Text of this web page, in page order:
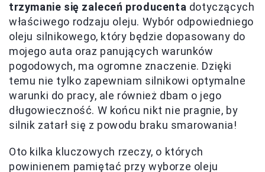
trzymanie się zaleceń producenta dotyczących
właściwego rodzaju oleju. Wybór odpowiedniego
oleju silnikowego, który będzie dopasowany do
mojego auta oraz panujących warunków
pogodowych, ma ogromne znaczenie. Dzięki
temu nie tylko zapewniam silnikowi optymalne
warunki do pracy, ale również dbam o jego
długowieczność. W końcu nikt nie pragnie, by
silnik zatarł się z powodu braku smarowania!
Oto kilka kluczowych rzeczy, o których
powinienem pamiętać przy wyborze oleju